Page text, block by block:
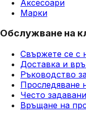
Аксесоари
Марки
Обслужване на
Свържете се с
Доставка и
Ръководство
Проследяване
Често
Връщане на